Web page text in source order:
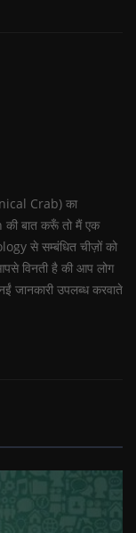
Crab) का
बात करूँ तो मैं एक
से सम्बंधित चीज़ों को
विनती है की आप लोग
जानकारी उपलब्ध करवाते